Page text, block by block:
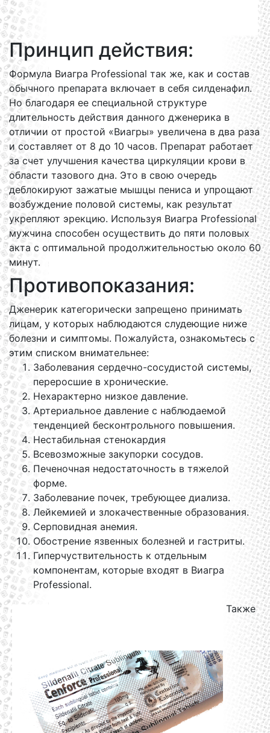
Принцип действия:
Формула Виагра Professional так же, как и состав
обычного препарата включает в себя силденафил.
Но благодаря ее специальной структуре
длительность действия данного дженерика в
отличии от простой «Виагры» увеличена в два раза
и составляет от 8 до 10 часов. Препарат работает
за счет улучшения качества циркуляции крови в
области тазового дна. Это в свою очередь
деблокируют зажатые мышцы пениса и упрощают
возбуждение половой системы, как результат
укрепляют эрекцию. Используя Виагра Professional
мужчина способен осуществить до пяти половых
акта с оптимальной продолжительностью около 60
минут.
Противопоказания:
Дженерик категорически запрещено принимать
лицам, у которых наблюдаются слудеющие ниже
болезни и симптомы. Пожалуйста, ознакомьтесь с
этим списком внимательнее:
Заболевания сердечно-сосудистой системы,
переросшие в хронические.
Нехарактерно низкое давление.
Артериальное давление с наблюдаемой
тенденцией бесконтрольного повышения.
Нестабильная стенокардия
Всевозможные закупорки сосудов.
Печеночная недостаточность в тяжелой
форме.
Заболевание почек, требующее диализа.
Лейкемией и злокачественные образования.
Серповидная анемия.
Обострение язвенных болезней и гастриты.
Гиперчуствительность к отдельным
компонентам, которые входят в Виагра
Professional.
Также